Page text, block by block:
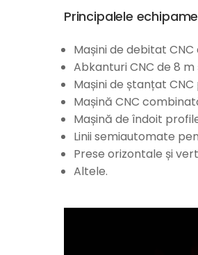
Principalele
Mașini de debitat
Abkanturi CNC de 8 m
Mașini de ștanțat
Mașină CNC
Mașină de îndoit
Linii semiautomate
Prese orizontale și
Altele.